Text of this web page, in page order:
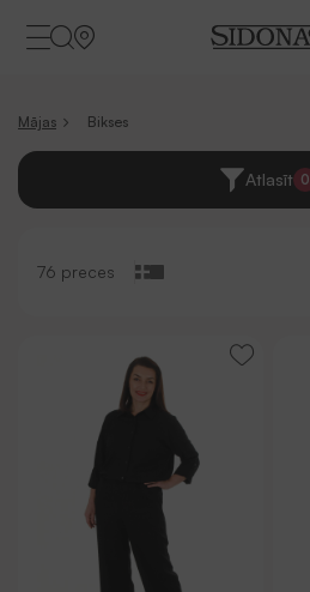
Mājas Bikses
Atlasīt 0
76 preces